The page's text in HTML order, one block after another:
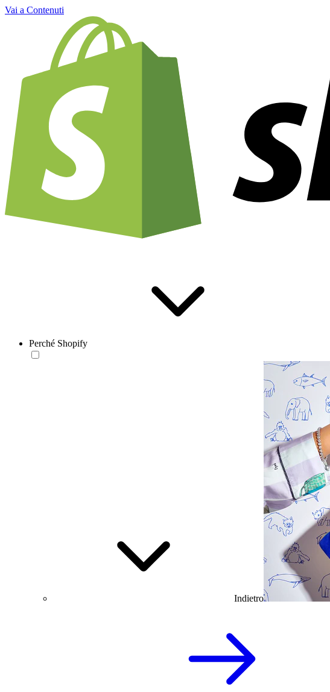
Vai a Contenuti
Perché Shopify
Indietro